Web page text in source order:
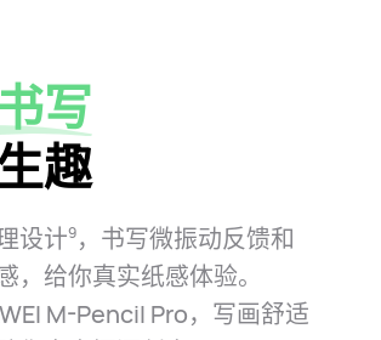
写
趣
设计9，书写微振动反馈和
，给你真实纸感体验。
M-Pencil Pro，写画舒适